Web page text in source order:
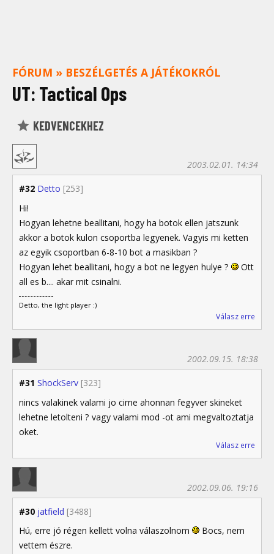
FÓRUM » BESZÉLGETÉS A JÁTÉKOKRÓL
UT: Tactical Ops
KEDVENCEKHEZ
#32 Detto [253]
2003.02.01. 14:34
Hi!
Hogyan lehetne beallitani, hogy ha botok ellen jatszunk
akkor a botok kulon csoportba legyenek. Vagyis mi ketten
az egyik csoportban 6-8-10 bot a masikban ?
Hogyan lehet beallitani, hogy a bot ne legyen hulye ?
Ott
all es b.... akar mit csinalni.
Detto, the light player :)
Válasz erre
#31 ShockServ [323]
2002.09.15. 18:38
nincs valakinek valami jo cime ahonnan fegyver skineket
lehetne letolteni ? vagy valami mod -ot ami megvaltoztatja
oket.
Válasz erre
#30 jatfield [3488]
2002.09.06. 19:16
Hú, erre jó régen kellett volna válaszolnom
Bocs, nem
vettem észre.